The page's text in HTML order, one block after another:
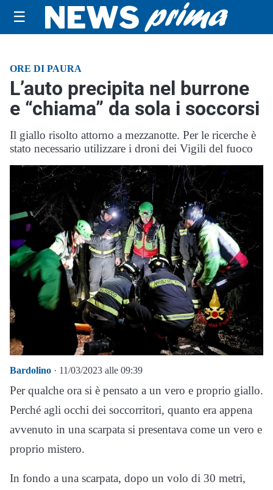
☰
ORE DI PAURA
L’auto precipita nel burrone
e “chiama” da sola i soccorsi
Il giallo risolto attorno a mezzanotte. Per le ricerche è
stato necessario utilizzare i droni dei Vigili del fuoco
Bardolino · 11/03/2023 alle 09:39
Per qualche ora si è pensato a un vero e proprio giallo.
Perché agli occhi dei soccorritori, quanto era appena
avvenuto in una scarpata si presentava come un vero e
proprio mistero.
In fondo a una scarpata, dopo un volo di 30 metri,